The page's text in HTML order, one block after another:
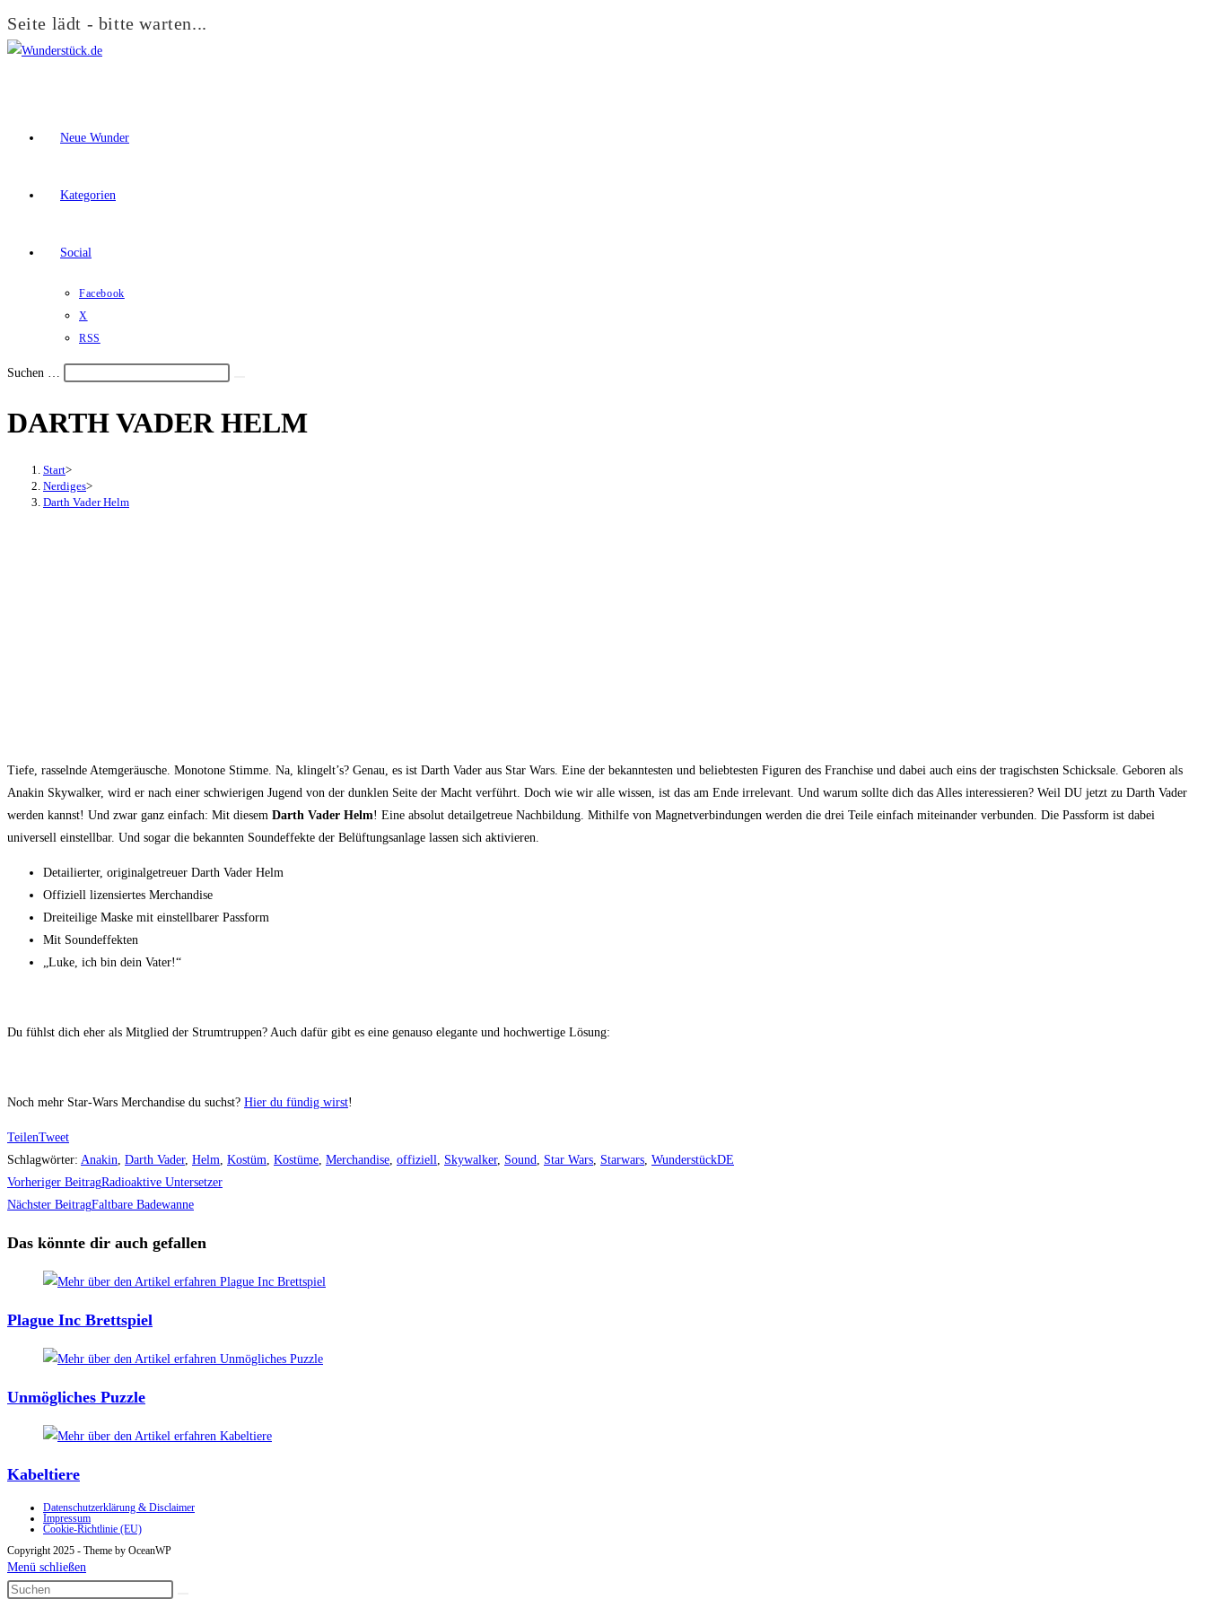
Seite lädt - bitte warten...
Zum
Neue Wunder
Kategorien
Social
Facebook
X
RSS
Suchen …
den
DARTH VADER HELM
Start>
Nerdiges>
Darth Vader Helm
Tiefe, rasselnde Atemgeräusche. Monotone Stimme. Na, klingelt’s? Genau, es ist Darth Vader aus Star Wars. Eine der bekanntesten und beliebtesten Figuren des Franchise und dabei auch eins der tragischsten Schicksale. Geboren als
Anakin Skywalker, wird er nach einer schwierigen Jugend von der dunklen Seite der Macht verführt. Doch wie wir alle wissen, ist das am Ende irrelevant. Und warum sollte dich das Alles interessieren? Weil DU jetzt zu Darth Vader
werden kannst! Und zwar ganz einfach: Mit diesem Darth Vader Helm! Eine absolut detailgetreue Nachbildung. Mithilfe von Magnetverbindungen werden die drei Teile einfach miteinander verbunden. Die Passform ist dabei
universell einstellbar. Und sogar die bekannten Soundeffekte der Belüftungsanlage lassen sich aktivieren.
Detailierter, originalgetreuer Darth Vader Helm
Offiziell lizensiertes Merchandise
Dreiteilige Maske mit einstellbarer Passform
Mit Soundeffekten
„Luke, ich bin dein Vater!“
Du fühlst dich eher als Mitglied der Strumtruppen? Auch dafür gibt es eine genauso elegante und hochwertige Lösung:
Noch mehr Star-Wars Merchandise du suchst? Hier du fündig wirst!
TeilenTweet
Schlagwörter: Anakin, Darth Vader, Helm, Kostüm, Kostüme, Merchandise, offiziell, Skywalker, Sound, Star Wars, Starwars, WunderstückDE
Weitere
Artikel
ansehen
Vorheriger BeitragRadioaktive Untersetzer
Nächster BeitragFaltbare Badewanne
Das könnte dir auch gefallen
Plague Inc Brettspiel
Unmögliches Puzzle
Kabeltiere
Datenschutzerklärung & Disclaimer
Impressum
Cookie-Richtlinie (EU)
Copyright 2025 - Theme by OceanWP
Menü schließen